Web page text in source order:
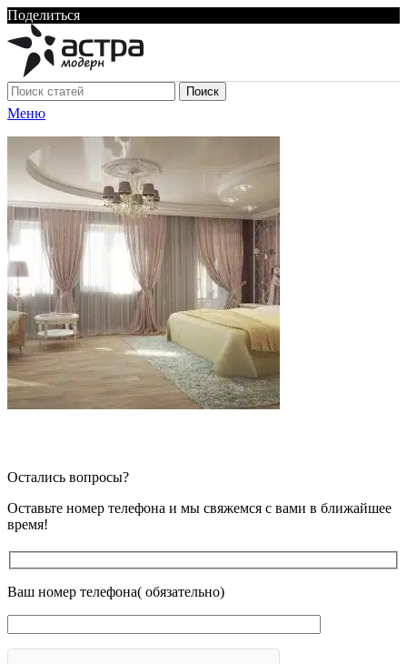
Поделиться
Поиск
Меню
Остались вопросы?
Оставьте номер телефона и мы свяжемся с вами в ближайшее
время!
Ваш номер телефона( обязательно)